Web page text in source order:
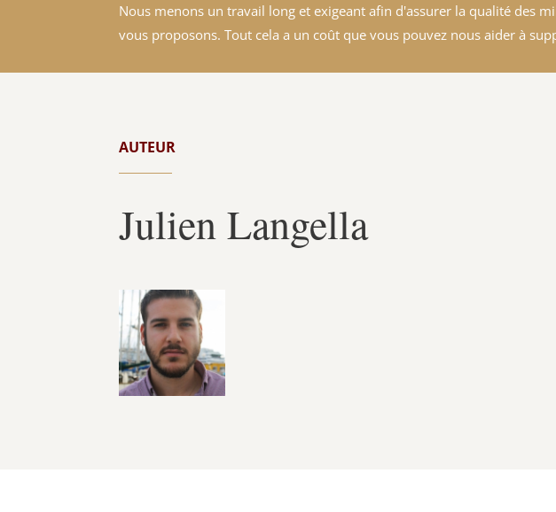
Nous menons un travail long et exigeant afin d'assurer la qualité des
vous proposons. Tout cela a un coût que vous pouvez nous aider à
AUTEUR
Julien Langella